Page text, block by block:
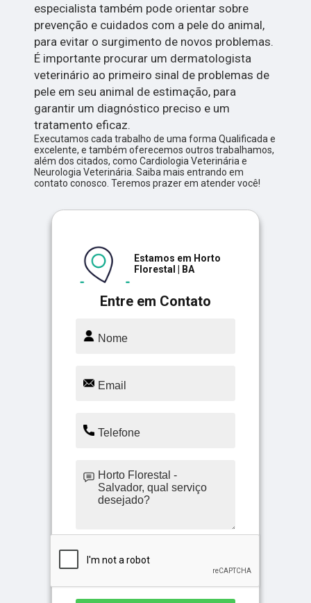
especialista também pode orientar sobre
prevenção e cuidados com a pele do animal,
para evitar o surgimento de novos problemas.
É importante procurar um dermatologista
veterinário ao primeiro sinal de problemas de
pele em seu animal de estimação, para
garantir um diagnóstico preciso e um
tratamento eficaz.
Executamos cada trabalho de uma forma Qualificada e
excelente, e também oferecemos outros trabalhamos,
além dos citados, como Cardiologia Veterinária e
Neurologia Veterinária. Saiba mais entrando em
contato conosco. Teremos prazer em atender você!
Entre em Contato
Estamos em Horto
Florestal | BA